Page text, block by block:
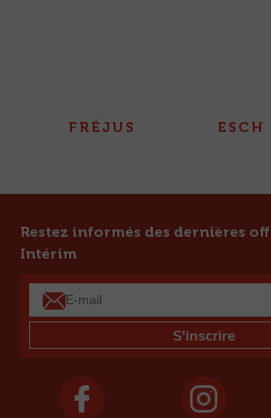
FRÉJUS ESCH
Restez informés des dernières
Intérim